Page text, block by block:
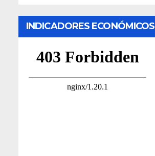
INDICADORES ECONÓMICOS